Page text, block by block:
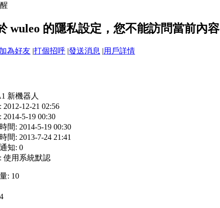
wuleo 的隱私設定，您不能訪問當前內容
加為好友 |打個招呼 |發送消息 |用戶詳情
新機器人
12-21 02:56
5-19 00:30
間: 2014-5-19 00:30
間: 2013-7-24 21:41
知: 0
使用系統默認
: 10